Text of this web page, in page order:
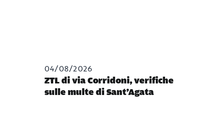
04/08/2026
ZTL di via Corridoni, verifiche
sulle multe di Sant’Agata